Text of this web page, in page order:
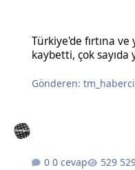
Türkiye'de fırtına ve
kaybetti, çok sayıda
Gönderen:tm_haberci
0 cevap